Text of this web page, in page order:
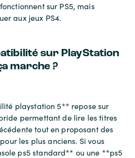
sur PS5, mais
aux jeux PS4.
sur PlayStation
marche ?
playstation 5** repose sur
permettant de lire les titres
tout en proposant des
les plus anciens. Si vous
ps5 standard** ou une **ps5